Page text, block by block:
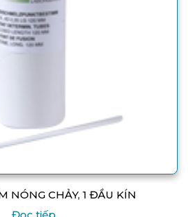
NÓNG CHẢY, 1 ĐẦU KÍN